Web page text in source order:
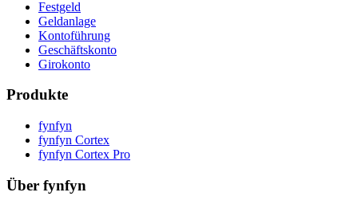
Festgeld
Geldanlage
Kontoführung
Geschäftskonto
Girokonto
Produkte
fynfyn
fynfyn Cortex
fynfyn Cortex Pro
Über fynfyn